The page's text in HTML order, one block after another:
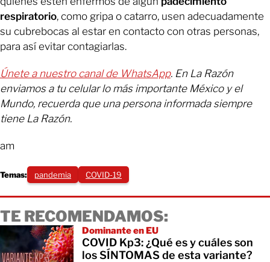
respiratorio, como gripa o catarro, usen adecuadamente
su cubrebocas al estar en contacto con otras personas,
para así evitar contagiarlas.
Únete a nuestro canal de WhatsApp. En La Razón
enviamos a tu celular lo más importante México y el
Mundo, recuerda que una persona informada siempre
tiene La Razón.
am
Temas: pandemia COVID-19
TE RECOMENDAMOS:
Dominante en EU
COVID Kp3: ¿Qué es y cuáles son
los SÍNTOMAS de esta variante?